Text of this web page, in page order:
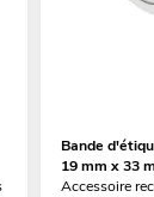
Bande
19 mm x 33 m
Accessoire